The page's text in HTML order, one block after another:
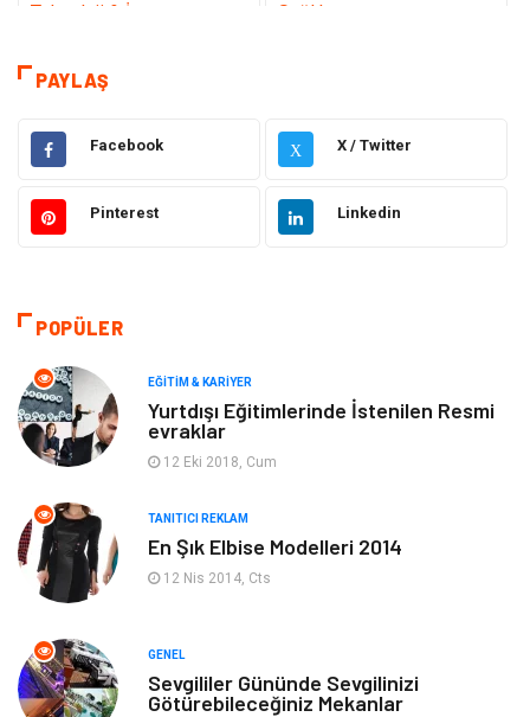
Teknoloji & İnternet Sağlık
Hizmet
Hukuk Emlak
Otomotiv Sağlıklı Yaşam
Moda
Makine
Elektronik
Ev Dekorasyon Organizasyon
Anne & Çocuk Genel Kültür
PAYLAŞ
Facebook X X / Twitter
Pinterest Linkedin
POPÜLER
EĞITIM & KARIYER
Yurtdışı Eğitimlerinde İstenilen Resmi
evraklar
12 Eki 2018, Cum
TANITICI REKLAM
En Şık Elbise Modelleri 2014
12 Nis 2014, Cts
GENEL
Sevgililer Gününde Sevgilinizi
Götürebileceğiniz Mekanlar